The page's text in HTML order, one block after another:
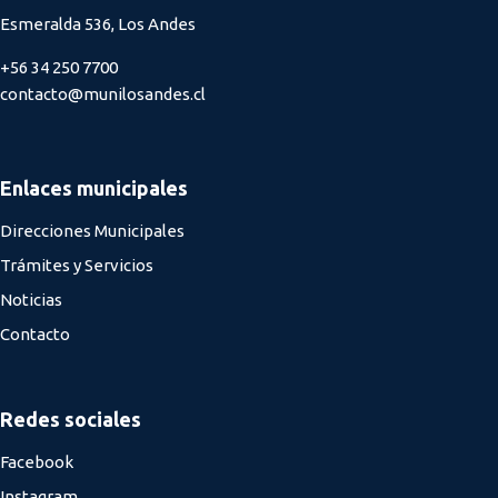
Esmeralda 536, Los Andes
+56 34 250 7700
contacto@munilosandes.cl
Enlaces municipales
Direcciones Municipales
Trámites y Servicios
Noticias
Contacto
Redes sociales
Facebook